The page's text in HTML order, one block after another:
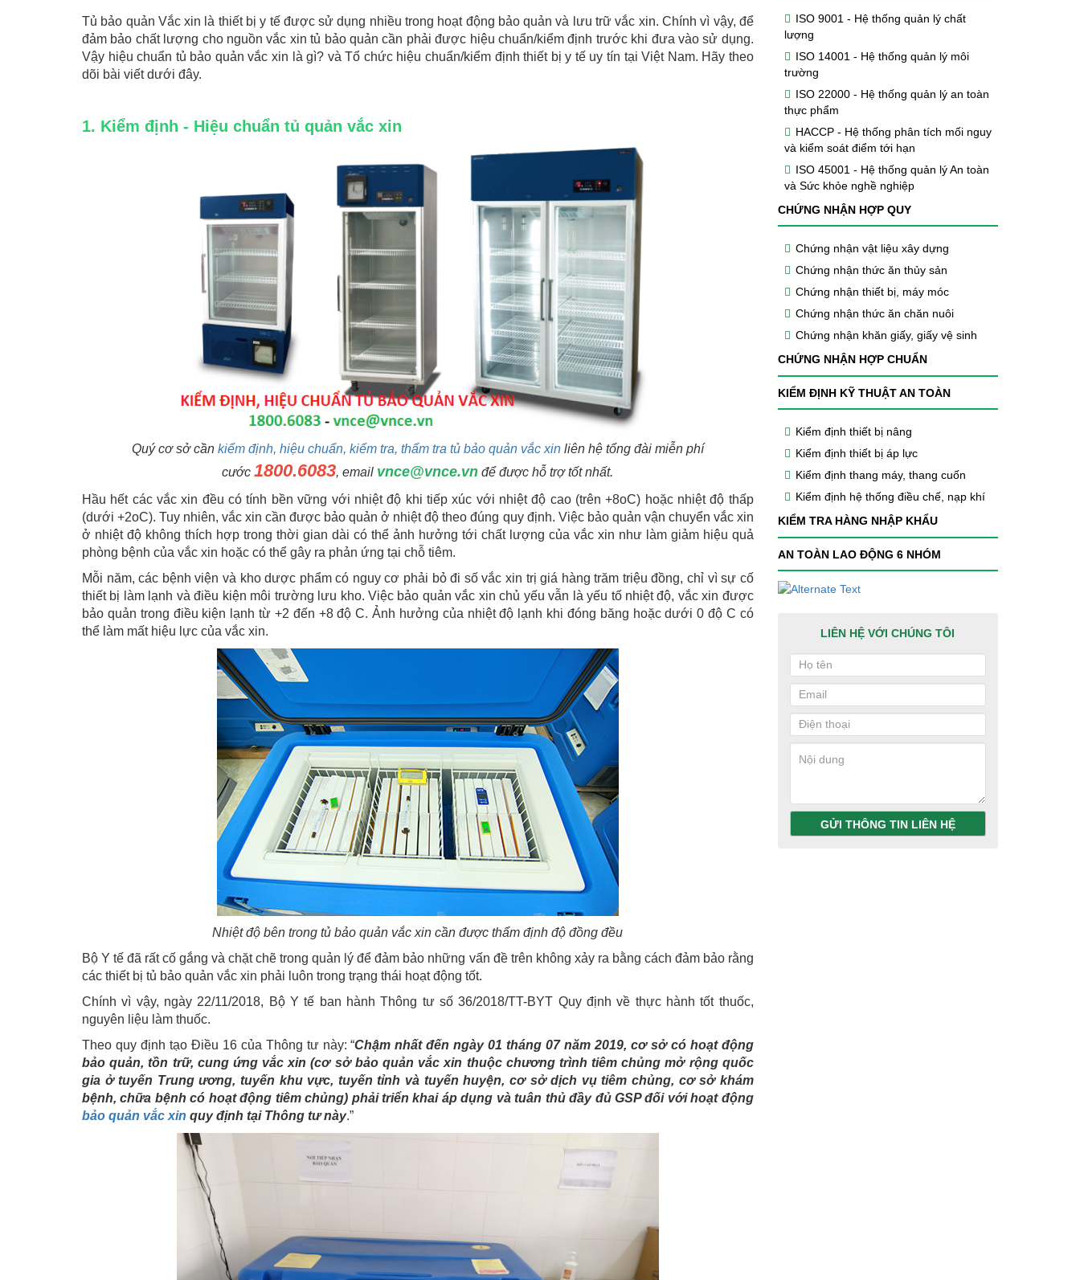
Tủ bảo quản Vắc xin là thiết bị y tế được sử dụng nhiều trong hoạt động bảo quản và lưu trữ vắc xin. Chính vì vậy, để
đảm bảo chất lượng cho nguồn vắc xin tủ bảo quản cần phải được hiệu chuẩn/kiểm định trước khi đưa vào sử dụng.
Vậy hiệu chuẩn tủ bảo quản vắc xin là gì? và Tổ chức hiệu chuẩn/kiểm định thiết bị y tế uy tín tại Việt Nam. Hãy theo
dõi bài viết dưới đây.
1. Kiểm định - Hiệu chuẩn tủ quản vắc xin
Quý cơ sở cần kiểm định, hiệu chuẩn, kiểm tra, thẩm tra tủ bảo quản vắc xinliên hệ tổng đài miễn phí
cước1800.6083, email vnce@vnce.vn để được hỗ trợ tốt nhất.
Hầu hết các vắc xin đều có tính bền vững với nhiệt độ khi tiếp xúc với nhiệt độ cao (trên +8oC) hoặc nhiệt độ thấp
(dưới +2oC). Tuy nhiên, vắc xin cần được bảo quản ở nhiệt độ theo đúng quy định. Việc bảo quản vận chuyển vắc xin
ở nhiệt độ không thích hợp trong thời gian dài có thể ảnh hưởng tới chất lượng của vắc xin như làm giảm hiệu quả
phòng bệnh của vắc xin hoặc có thể gây ra phản ứng tại chỗ tiêm.
Mỗi năm, các bệnh viện và kho dược phẩm có nguy cơ phải bỏ đi số vắc xin trị giá hàng trăm triệu đồng, chỉ vì sự cố
thiết bị làm lạnh và điều kiện môi trường lưu kho. Việc bảo quản vắc xin chủ yếu vẫn là yếu tố nhiệt độ, vắc xin được
bảo quản trong điều kiện lạnh từ +2 đến +8 độ C. Ảnh hưởng của nhiệt độ lạnh khi đóng băng hoặc dưới 0 độ C có
thể làm mất hiệu lực của vắc xin.
Nhiệt độ bên trong tủ bảo quản vắc xin cần được thẩm định độ đồng đều
Bộ Y tế đã rất cố gắng và chặt chẽ trong quản lý để đảm bảo những vấn đề trên không xảy ra bằng cách đảm bảo rằng
các thiết bị tủ bảo quản vắc xin phải luôn trong trạng thái hoạt động tốt.
Chính vì vậy, ngày 22/11/2018, Bộ Y tế ban hành Thông tư số 36/2018/TT-BYT Quy định về thực hành tốt thuốc,
nguyên liệu làm thuốc.
Theo quy định tạo Điều 16 của Thông tư này: “Chậm nhất đến ngày 01 tháng 07 năm 2019, cơ sở có hoạt động
bảo quản, tồn trữ, cung ứng vắc xin (cơ sở bảo quản vắc xin thuộc chương trình tiêm chủng mở rộng quốc
gia ở tuyến Trung ương, tuyến khu vực, tuyến tỉnh và tuyến huyện, cơ sở dịch vụ tiêm chủng, cơ sở khám
bệnh, chữa bệnh có hoạt động tiêm chủng) phải triển khai áp dụng và tuân thủ đầy đủ GSP đối với hoạt động
bảo quản vắc xin quy định tại Thông tư này.”
ISO 9001 - Hệ thống quản lý chất
lượng
ISO 14001 - Hệ thống quản lý môi
trường
ISO 22000 - Hệ thống quản lý an toàn
thực phẩm
HACCP - Hệ thống phân tích mối nguy
và kiểm soát điểm tới hạn
ISO 45001 - Hệ thống quản lý An toàn
và Sức khỏe nghề nghiệp
CHỨNG NHẬN HỢP QUY
Chứng nhận vật liệu xây dựng
Chứng nhận thức ăn thủy sản
Chứng nhận thiết bị, máy móc
Chứng nhận thức ăn chăn nuôi
Chứng nhận khăn giấy, giấy vệ sinh
CHỨNG NHẬN HỢP CHUẨN
KIỂM ĐỊNH KỸ THUẬT AN TOÀN
Kiểm định thiết bị nâng
Kiểm định thiết bị áp lực
Kiểm định thang máy, thang cuốn
Kiểm định hệ thống điều chế, nạp khí
KIỂM TRA HÀNG NHẬP KHẨU
AN TOÀN LAO ĐỘNG 6 NHÓM
LIÊN HỆ VỚI CHÚNG TÔI
GỬI THÔNG TIN LIÊN HỆ